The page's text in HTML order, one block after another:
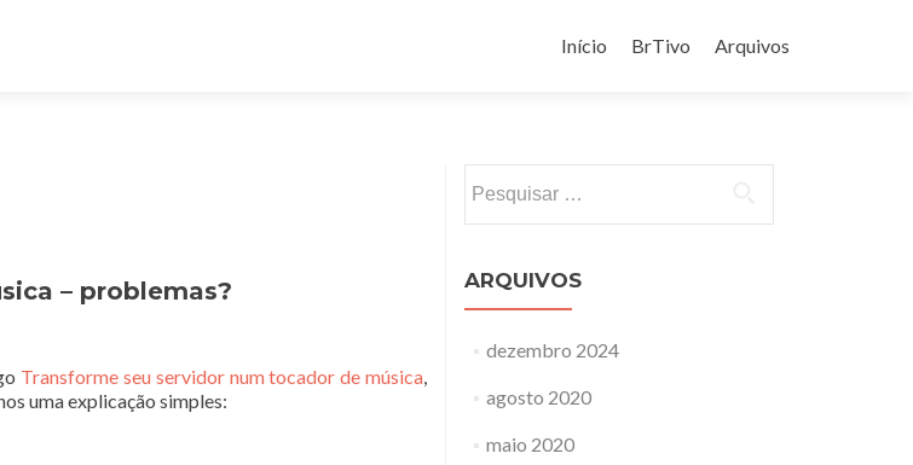
para
Início BrTivo Arquivos
– problemas?
Transforme seu servidor num tocador de música,
uma explicação simples:
por:
ARQUIVOS
dezembro 2024
agosto 2020
maio 2020